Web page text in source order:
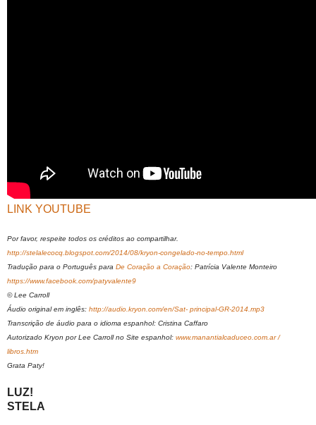
LINK YOUTUBE
Por favor, respeite todos os créditos ao compartilhar.
http://stelalecocq.blogspot.com/2014/08/kryon-congelado-no-tempo.html
Tradução para o Português para De Coração a Coração: Patrícia Valente Monteiro
https://www.facebook.com/patyvalente9
© Lee Carroll
Áudio original em inglês: http://audio.kryon.com/en/Sat- principal-GR-2014.mp3
Transcrição de áudio para o idioma espanhol: Cristina Caffaro
Autorizado Kryon por Lee Carroll no Site espanhol: www.manantialcaduceo.com.ar /
libros.htm
Grata Paty!
LUZ!
STELA